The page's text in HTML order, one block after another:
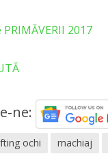
2017
ne:
ochi machiaj